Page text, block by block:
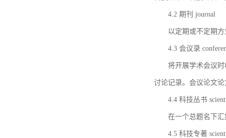
4.2 期刊 journal
以定期或不定期
4.3 会议录
将开展学术会议
讨论记录。会议论文
4.4 科技丛书
在一个总题名下
4.5 科技专著